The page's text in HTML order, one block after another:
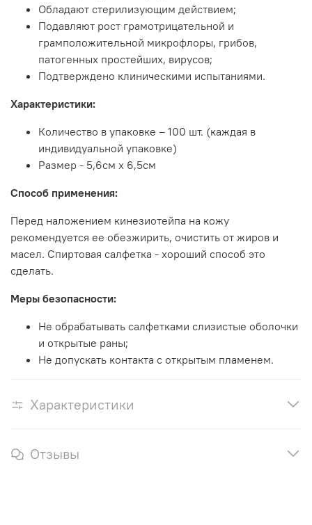
Обладают стерилизующим действием;
Подавляют рост грамотрицательной и
грамположительной микрофлоры, грибов,
патогенных простейших, вирусов;
Подтверждено клиническими испытаниями.
Характеристики:
Количество в упаковке – 100 шт. (каждая в
индивидуальной упаковке)
Размер - 5,6см х 6,5см
Способ применения:
Перед наложением кинезиотейпа на кожу
рекомендуется ее обезжирить, очистить от жиров и
масел. Спиртовая салфетка - хороший способ это
сделать.
Меры безопасности:
Не обрабатывать салфетками слизистые оболочки
и открытые раны;
Не допускать контакта c открытым пламенем.
Характеристики
Отзывы